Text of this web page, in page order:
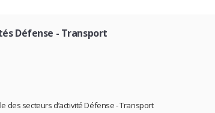
Défense - Transport
des secteurs d’activité Défense - Transport